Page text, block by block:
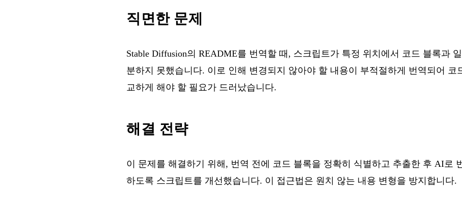
직면한 문제
Stable Diffusion의 README를 번역할 때, 스크립트가 특정 위치에서 코드 블록과
분하지 못했습니다. 이로 인해 변경되지 않아야 할 내용이 부적절하게 번역되어 코
교하게 해야 할 필요가 드러났습니다.
해결 전략
이 문제를 해결하기 위해, 번역 전에 코드 블록을 정확히 식별하고 추출한 후 AI로
하도록 스크립트를 개선했습니다. 이 접근법은 원치 않는 내용 변형을 방지합니다.